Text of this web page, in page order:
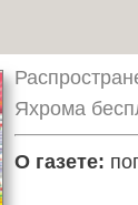
Яхрома
О газете: